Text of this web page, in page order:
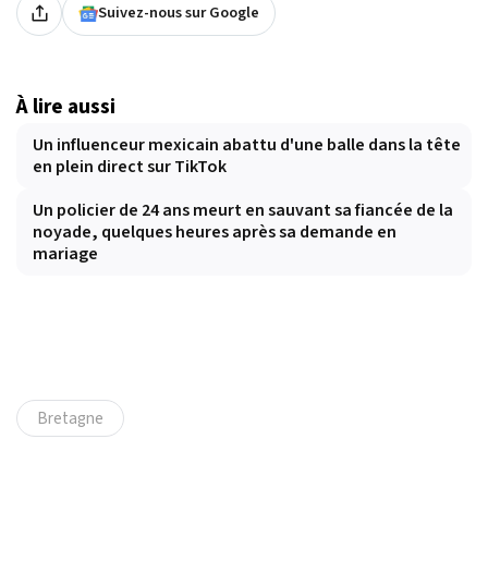
Suivez-nous sur Google
À lire aussi
Un influenceur mexicain abattu d'une balle dans la tête
en plein direct sur TikTok
Un policier de 24 ans meurt en sauvant sa fiancée de la
noyade, quelques heures après sa demande en
mariage
Bretagne